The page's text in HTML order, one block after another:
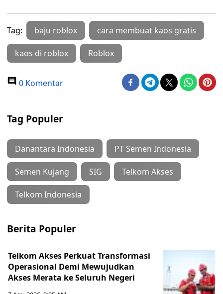
Tag: baju roblox cara membuat kaos gratis
kaos di roblox Roblox
0 Komentar
Tag Populer
Danantara Indonesia PT Semen Indonesia
Semen Kujang SIG Telkom Akses
Telkom Indonesia
Berita Populer
Telkom Akses Perkuat Transformasi
Operasional Demi Mewujudkan
Akses Merata ke Seluruh Negeri